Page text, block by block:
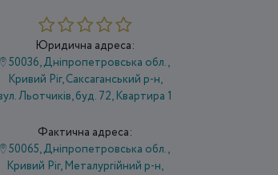
Юридична адреса:
50036, Дніпропетровська обл.,
Кривий Ріг, Саксаганський р-н,
Льотчиків, буд. 72, Квартира 1
Фактична адреса:
50065, Дніпропетровська обл.,
Кривий Ріг, Металургійний р-н,